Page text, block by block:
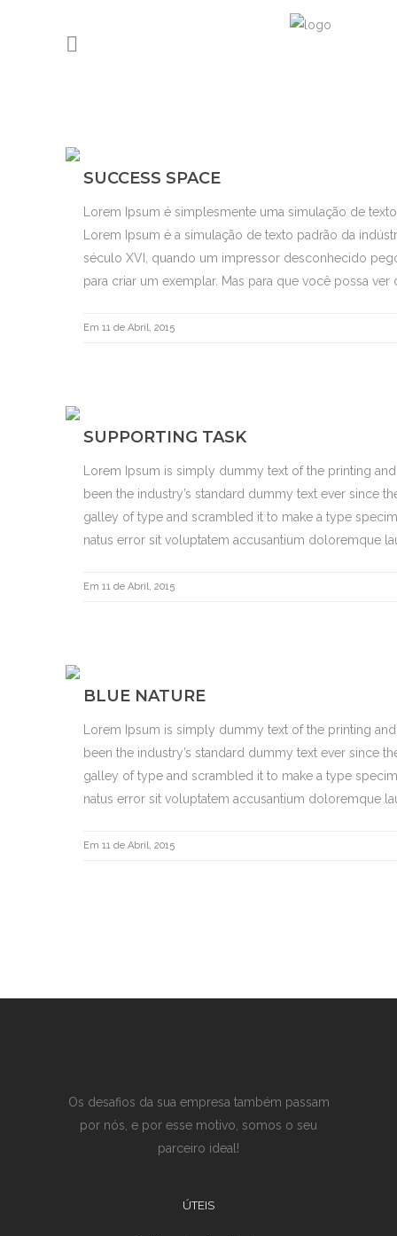
SUCCESS SPACE
Lorem Ipsum é simplesmente uma simulação de
Lorem Ipsum é a simulação de texto padrão da
século XVI, quando um impressor desconhecido
para criar um exemplar. Mas para que você possa ver
Em 11 de Abril, 2015
SUPPORTING TASK
Lorem Ipsum is simply dummy text of the printing
been the industry’s standard dummy text ever since
galley of type and scrambled it to make a type
natus error sit voluptatem accusantium doloremque
Em 11 de Abril, 2015
BLUE NATURE
Lorem Ipsum is simply dummy text of the printing
been the industry’s standard dummy text ever since
galley of type and scrambled it to make a type
natus error sit voluptatem accusantium doloremque
Em 11 de Abril, 2015
Os desafios da sua empresa também passam
por nós, e por esse motivo, somos o seu
parceiro ideal!
ÚTEIS